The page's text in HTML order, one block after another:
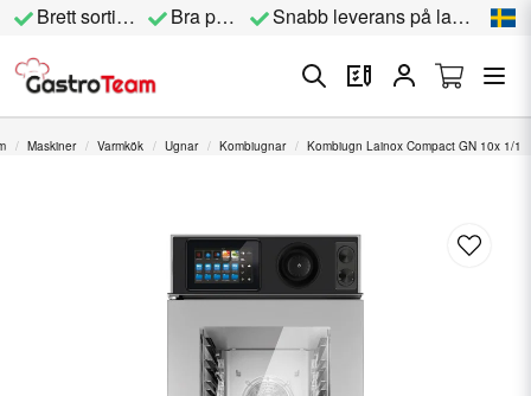
Brett sortiment Bra priser Snabb leverans på lagervara
Maskiner Varmkök Ugnar Kombiugnar Kombiugn Lainox Compact GN 10x 1/1